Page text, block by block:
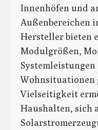
Innenhöfen und
Außenbereichen
Hersteller bieten
Modulgrößen,
Wohnsituationen
Vielseitigkeit
Haushalten, sich